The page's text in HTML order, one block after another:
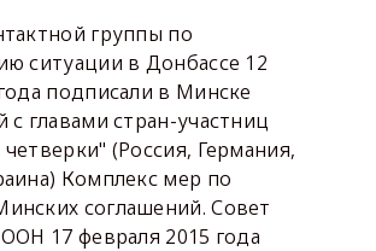
группы по
ситуации в Донбассе 12
подписали в Минске
с главами стран-участниц
(Россия, Германия,
Комплекс мер по
соглашений. Совет
17 февраля 2015 года